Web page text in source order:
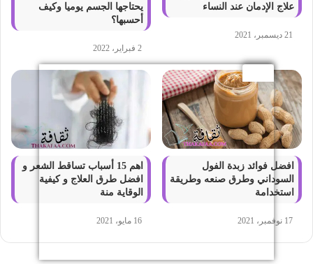
علاج الإدمان عند النساء
21 ديسمبر، 2021
يحتاجها الجسم يوميا وكيف
أحسبها؟
2 فبراير، 2022
افضل فوائد زبدة الفول
السوداني وطرق صنعه وطريقة
استخدامة
17 نوفمبر، 2021
اهم 15 أسباب تساقط الشعر و
افضل طرق العلاج و كيفية
الوقاية منة
16 مايو، 2021